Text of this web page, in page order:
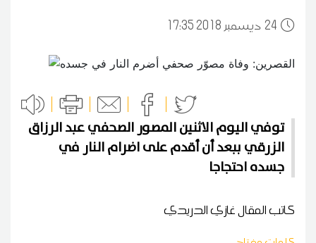
24 17:35 2018 ديسمبر
توفي اليوم الاثنين المصور الصحفي عبد الرزاق
الزرقي ببعد أن أقدم على اضرام النار في
جسده احتجاجا
كاتب المقالغازي الدريدي